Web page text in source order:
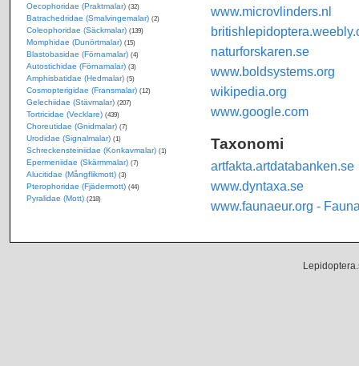
www.microvlinders.nl
naturforskaren.se
www.boldsystems.org
wikipedia.org
www.google.com
Taxonomi
artfakta.artdatabanken.se
www.dyntaxa.se
www.faunaeur.org -
Oecophoridae (Praktmalar) (32)
Batrachedridae (Smalvingemalar) (2)
Coleophoridae (Säckmalar) (139)
Momphidae (Dunörtmalar) (15)
Blastobasidae (Förnamalar) (4)
Autostichidae (Förnamalar) (3)
Amphisbatidae (Hedmalar) (5)
Cosmopterigidae (Fransmalar) (12)
Gelechiidae (Stävmalar) (207)
Tortricidae (Vecklare) (439)
Choreutidae (Gnidmalar) (7)
Urodidae (Signalmalar) (1)
Schreckensteiniidae (Konkavmalar) (1)
Epermeniidae (Skärmmalar) (7)
Alucitidae (Mångflikmott) (3)
Pterophoridae (Fjädermott) (44)
Pyralidae (Mott) (218)